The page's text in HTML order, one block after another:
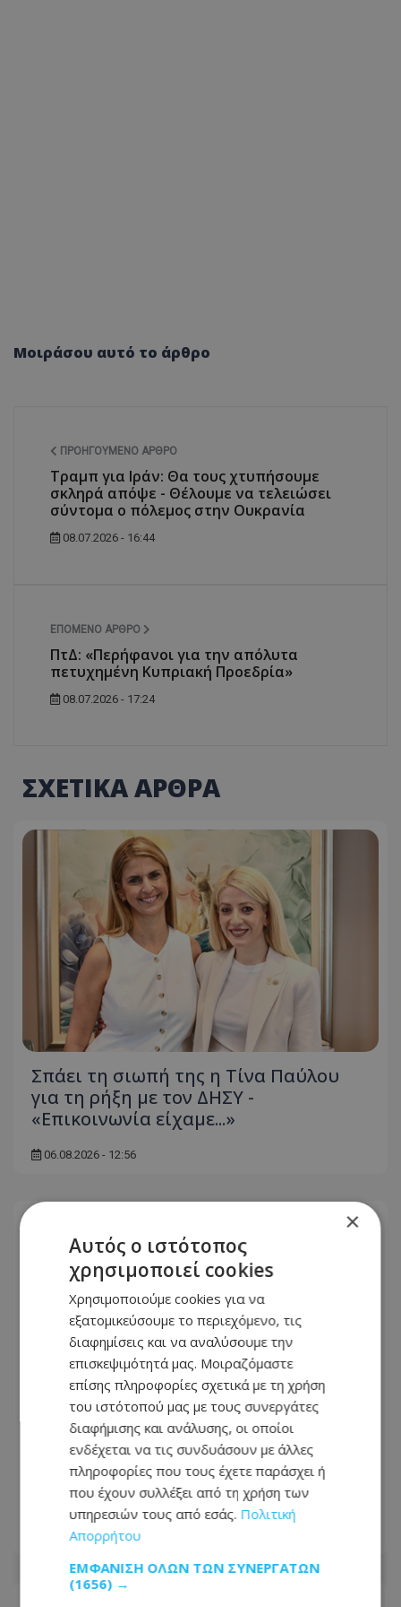
Μοιράσου αυτό το άρθρο
ΠΡΟΗΓΟΎΜΕΝΟ ΆΡΘΡΟ
Τραμπ για Ιράν: Θα τους χτυπήσουμε
σκληρά απόψε - Θέλουμε να τελειώσει
σύντομα ο πόλεμος στην Ουκρανία
08.07.2026 - 16:44
ΕΠΌΜΕΝΟ ΆΡΘΡΟ
ΠτΔ: «Περήφανοι για την απόλυτα
πετυχημένη Κυπριακή Προεδρία»
08.07.2026 - 17:24
ΣΧΕΤΙΚΑ ΑΡΘΡΑ
Σπάει τη σιωπή της η Τίνα Παύλου
για τη ρήξη με τον ΔΗΣΥ -
«Επικοινωνία είχαμε...»
06.08.2026 - 12:56
Σενέκης: «Αναλαμβάνουμε με βαριά
ευθύνη – Θα τιμήσουμε μέχρι τέλους
το κυβερνητικό πρόγραμμα»
06.08.2026 - 10:04
×
Αυτός ο ιστότοπος
χρησιμοποιεί cookies
Χρησιμοποιούμε cookies για να
εξατομικεύσουμε το περιεχόμενο, τις
διαφημίσεις και να αναλύσουμε την
επισκεψιμότητά μας. Μοιραζόμαστε
επίσης πληροφορίες σχετικά με τη χρήση
του ιστότοπού μας με τους συνεργάτες
διαφήμισης και ανάλυσης, οι οποίοι
ενδέχεται να τις συνδυάσουν με άλλες
πληροφορίες που τους έχετε παράσχει ή
που έχουν συλλέξει από τη χρήση των
υπηρεσιών τους από εσάς. Πολιτική
Απορρήτου
ΕΜΦΆΝΙΣΗ ΌΛΩΝ ΤΩΝ ΣΥΝΕΡΓΑΤΏΝ
(1656) →